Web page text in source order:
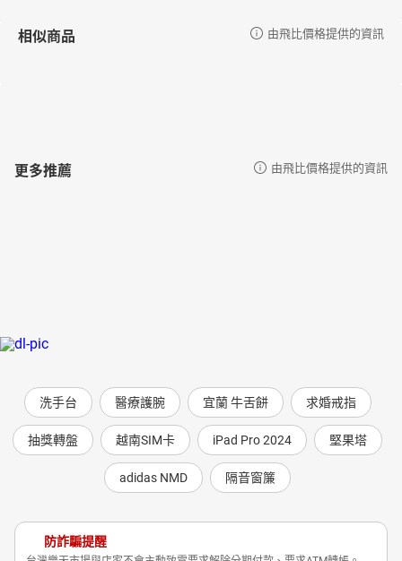
相似商品 由飛比價格提供的資訊
更多推薦 由飛比價格提供的資訊
洗手台 醫療護腕 宜蘭 牛舌餅 求婚戒指
抽獎轉盤 越南SIM卡 iPad Pro 2024 堅果塔
adidas NMD 隔音窗簾
防詐騙提醒